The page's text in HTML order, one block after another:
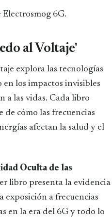
6G.
al Voltaje'
explora las tecnologías
los impactos invisibles
a las vidas. Cada libro
cómo las frecuencias
afectan la salud y el
Oculta de las
libro presenta la evidencia
exposición a frecuencias
en la era del 6G y todo lo